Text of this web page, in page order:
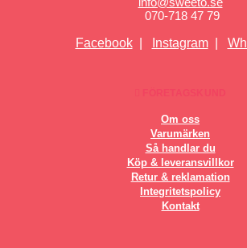
070-718 47 79
Facebook| Instagram|
Om oss
Varumärken
Så handlar du
Köp & leveransvillkor
Retur & reklamation
Integritetspolicy
Kontakt